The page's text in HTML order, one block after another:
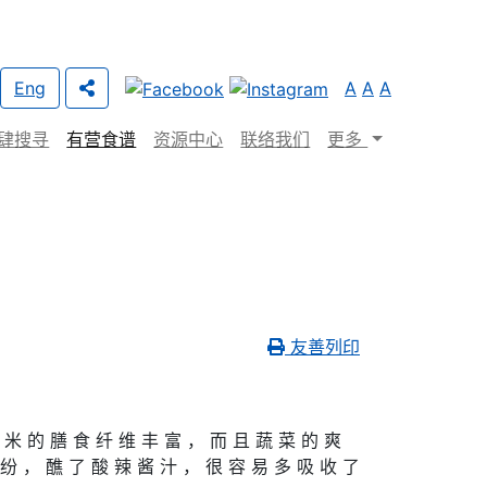
Eng A A A
搜寻 有营食谱 资源中心 联络我们 更多
友善列印
的 膳 食 纤 维 丰 富 ， 而 且 蔬 菜 的 爽
， 醮 了 酸 辣 酱 汁 ， 很 容 易 多 吸 收 了